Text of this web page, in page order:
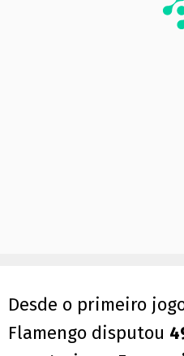
Desde o primeiro
Flamengo disputou